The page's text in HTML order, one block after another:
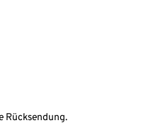
Rücksendung.